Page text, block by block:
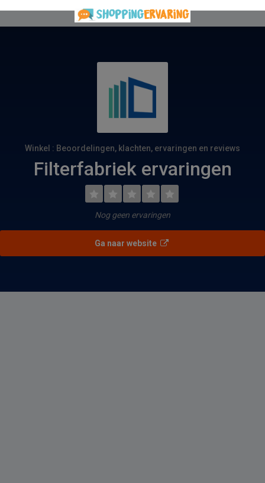
Winkel : Beoordelingen, klachten, ervaringen en reviews
Filterfabriek ervaringen
Nog geen ervaringen
Ga naar website